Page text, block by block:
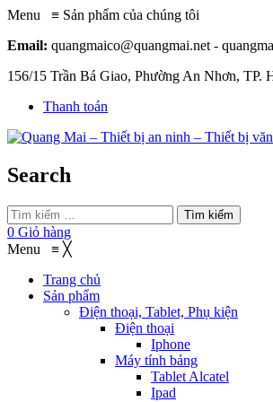
Menu ≡ Sản phẩm của chúng tôi
Email: quangmaico@quangmai.net -
156/15 Trần Bá Giao, Phường An Nhơn,
Thanh toán
Search
Tìm kiếm
0 Giỏ hàng
Menu ≡ ╳
Trang chủ
Sản phẩm
Điện thoại, Tablet, Phụ kiện
Điện thoại
Iphone
Máy tính bảng
Tablet Alcatel
Ipad